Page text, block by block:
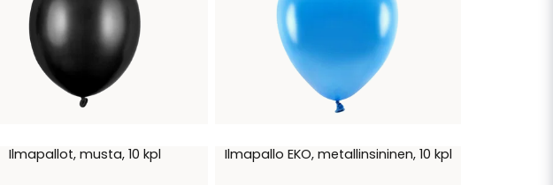
Ilmapallot, musta, 10 kpl Ilmapallo EKO, metallinsininen, 10 kpl